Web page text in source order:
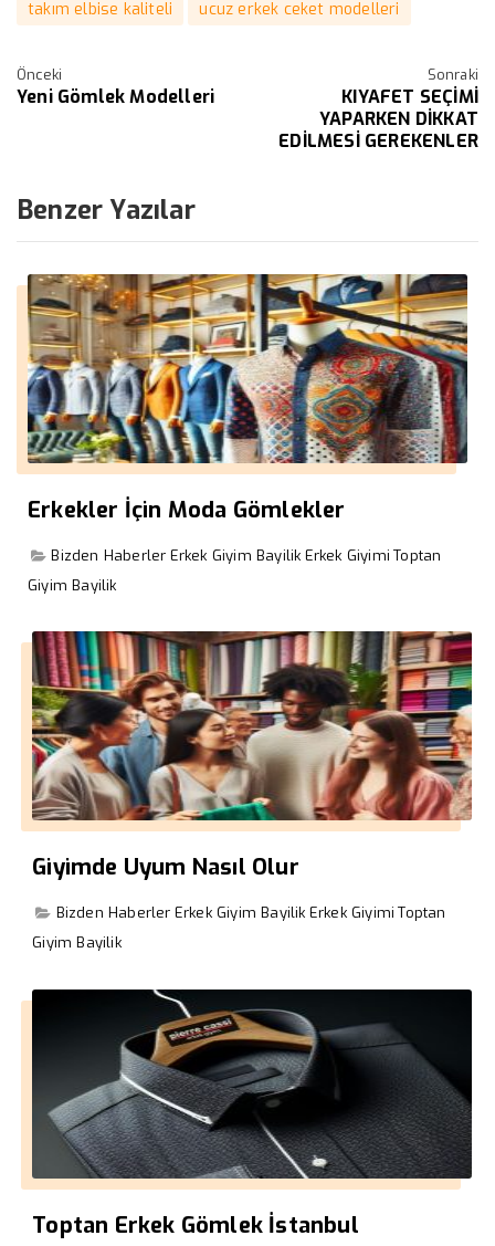
takım elbise kaliteli ucuz erkek ceket modelleri
Önceki
Yeni Gömlek Modelleri
Sonraki
KIYAFET SEÇİMİ
YAPARKEN DİKKAT
EDİLMESİ GEREKENLER
Benzer Yazılar
Erkekler İçin Moda Gömlekler
Bizden Haberler Erkek Giyim Bayilik Erkek Giyimi Toptan
Giyim Bayilik
Giyimde Uyum Nasıl Olur
Bizden Haberler Erkek Giyim Bayilik Erkek Giyimi Toptan
Giyim Bayilik
Toptan Erkek Gömlek İstanbul